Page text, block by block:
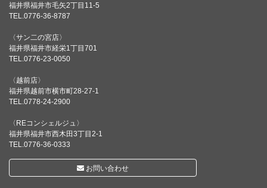
福井県福井市毛矢2丁目11-5
TEL.0776-36-8787
〈サン二の宮店〉
福井県福井市経栄1丁目701
TEL.0776-23-0050
〈越前店〉
福井県越前市横市町28-27-1
TEL.0778-24-2900
〈REコンシェルジュ〉
福井県福井市西木田3丁目2-1
TEL.0776-36-0333
お問い合わせ